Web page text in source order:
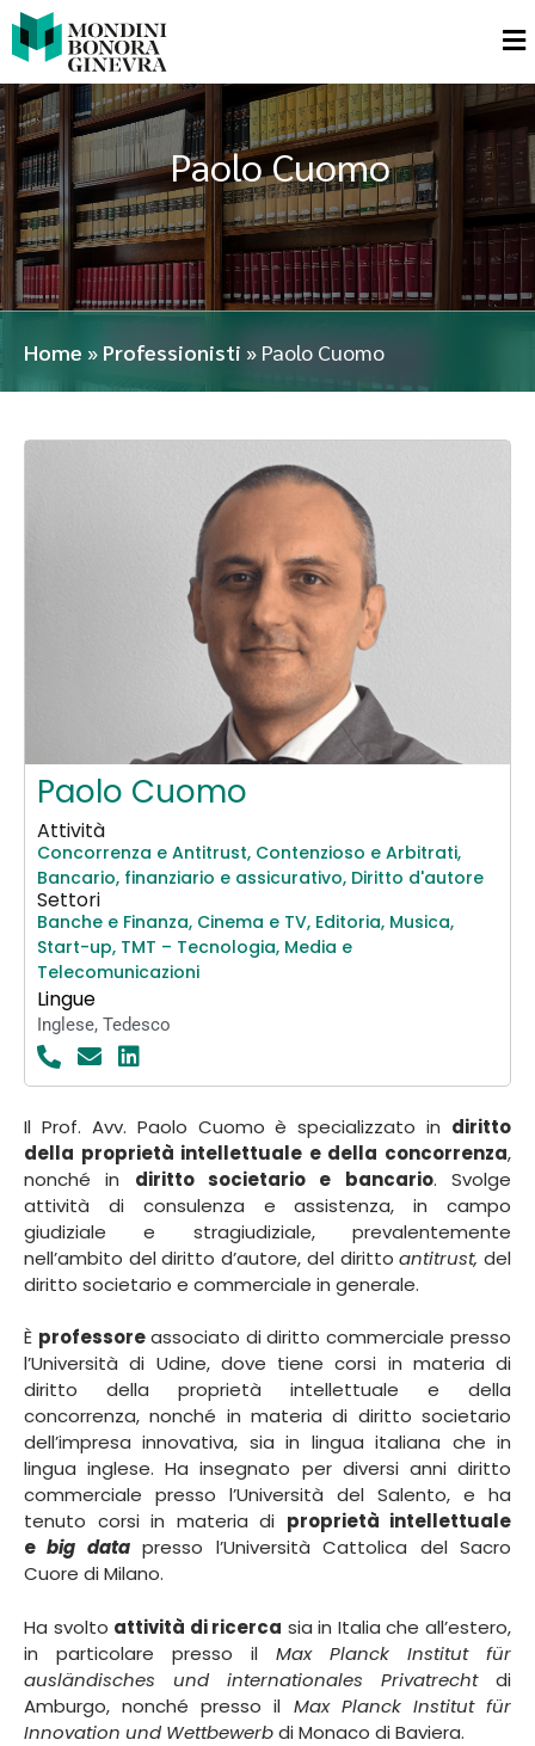
Paolo Cuomo
Home » Professionisti » Paolo Cuomo
Paolo Cuomo
Attività
Concorrenza e Antitrust, Contenzioso e Arbitrati,
Bancario, finanziario e assicurativo, Diritto d'autore
Settori
Banche e Finanza, Cinema e TV, Editoria, Musica,
Start-up, TMT – Tecnologia, Media e
Telecomunicazioni
Lingue
Inglese, Tedesco
Il Prof. Avv. Paolo Cuomo è specializzato in diritto
della proprietà intellettuale e della concorrenza,
nonché in diritto societario e bancario. Svolge
attività di consulenza e assistenza, in campo
giudiziale e stragiudiziale, prevalentemente
nell’ambito del diritto d’autore, del dirittoantitrust,del
diritto societario e commerciale in generale.
È professoreassociato di diritto commerciale presso
l’Università di Udine, dove tiene corsi in materia di
diritto della proprietà intellettuale e della
concorrenza, nonché in materia di diritto societario
dell’impresa innovativa, sia in lingua italiana che in
lingua inglese. Ha insegnato per diversi anni diritto
commerciale presso l’Università del Salento, e ha
tenuto corsi in materia di proprietà intellettuale
ebig datapresso l’Università Cattolica del Sacro
Cuore di Milano.
Ha svolto attività di ricerca sia in Italia che all’estero,
in particolare presso il Max Planck Institut für
ausländisches und internationales Privatrechtdi
Amburgo, nonché presso il Max Planck Institut für
Innovation und Wettbewerbdi Monaco di Baviera.